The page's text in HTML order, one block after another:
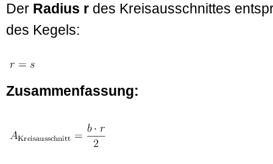
Der Radius r des Kreisausschnittes
des Kegels:
Zusammenfassung: